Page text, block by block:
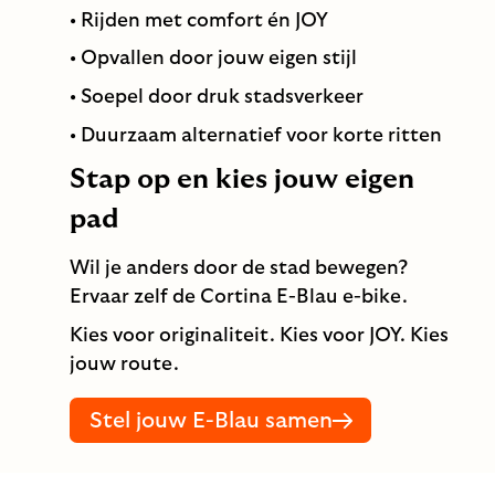
• Rijden met comfort én JOY
• Opvallen door jouw eigen stijl
• Soepel door druk stadsverkeer
• Duurzaam alternatief voor korte ritten
Stap op en kies jouw eigen
pad
Wil je anders door de stad bewegen?
Ervaar zelf de Cortina E-Blau e-bike.
Kies voor originaliteit. Kies voor JOY. Kies
jouw route.
Stel jouw E-Blau samen